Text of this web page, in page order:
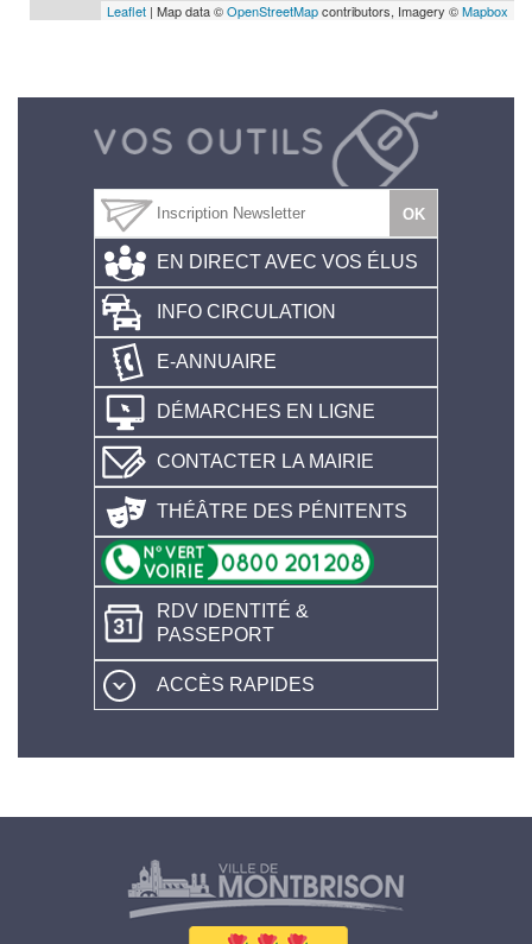
Leaflet | Map data ©OpenStreetMapcontributors, Imagery ©Mapbox
EN DIRECT AVEC VOS ÉLUS
INFO CIRCULATION
E-ANNUAIRE
DÉMARCHES EN LIGNE
CONTACTER LA MAIRIE
THÉÂTRE DES PÉNITENTS
RDV IDENTITÉ &
PASSEPORT
ACCÈS RAPIDES